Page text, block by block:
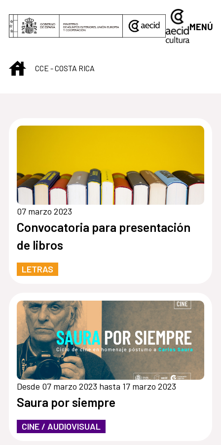
MENÚ
INICIO
CCE - COSTA RICA
07 marzo 2023
Convocatoria para presentación
de libros
LETRAS
Desde 07 marzo 2023 hasta 17 marzo 2023
Saura por siempre
CINE / AUDIOVISUAL